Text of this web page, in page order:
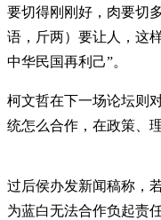
要切得刚刚好，肉要切
语，斤两）要让人，这
中华民国再利己”。
柯文哲在下一场论坛则
统怎么合作，在政策、
过后侯办发新闻稿称，
为蓝白无法合作负起责任